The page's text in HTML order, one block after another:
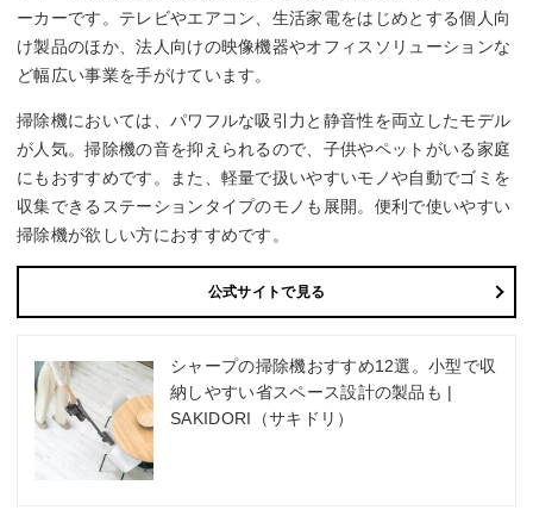
ーカーです。テレビやエアコン、生活家電をはじめとする個人向
け製品のほか、法人向けの映像機器やオフィスソリューションな
ど幅広い事業を手がけています。
掃除機においては、パワフルな吸引力と静音性を両立したモデル
が人気。掃除機の音を抑えられるので、子供やペットがいる家庭
にもおすすめです。また、軽量で扱いやすいモノや自動でゴミを
収集できるステーションタイプのモノも展開。便利で使いやすい
掃除機が欲しい方におすすめです。
公式サイトで見る
シャープの掃除機おすすめ12選。小型で収
納しやすい省スペース設計の製品も |
SAKIDORI（サキドリ）